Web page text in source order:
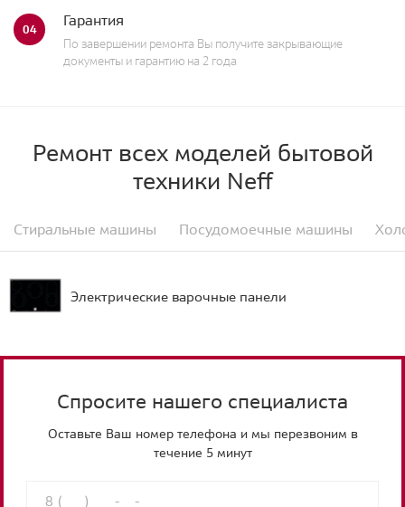
04 Гарантия
По завершении ремонта Вы получите закрывающие
документы и гарантию на 2 года
Ремонт всех моделей бытовой
техники Neff
Стиральные машины Посудомоечные машины
Электрические варочные панели
Спросите нашего специалиста
Оставьте Ваш номер телефона и мы перезвоним в
течение 5 минут